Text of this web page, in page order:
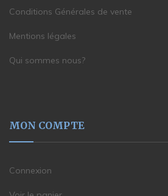
Conditions Générales de vente
Mentions légales
Qui sommes nous?
MON COMPTE
Connexion